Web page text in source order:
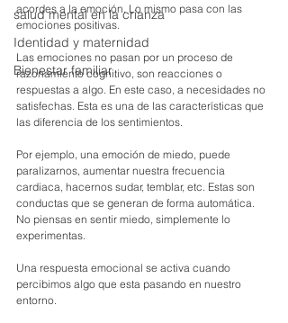
salud mental en la crianza
Identidad y maternidad
Bienestar familiar
acordes a la emoción. Lo mismo pasa con las
emociones positivas.
Las emociones no pasan por un proceso de
razonamiento cognitivo, son reacciones o
respuestas a algo. En este caso, a necesidades no
satisfechas. Esta es una de las características que
las diferencia de los sentimientos.
Por ejemplo, una emoción de miedo, puede
paralizarnos, aumentar nuestra frecuencia
cardiaca, hacernos sudar, temblar, etc. Estas son
conductas que se generan de forma automática.
No piensas en sentir miedo, simplemente lo
experimentas.
Una respuesta emocional se activa cuando
percibimos algo que esta pasando en nuestro
entorno.